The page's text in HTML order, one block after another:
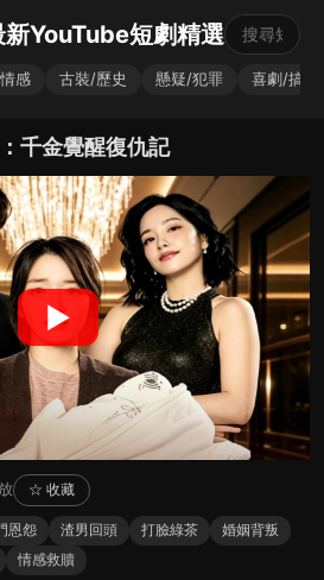
YouTube短劇精選
感 古裝/歷史 懸疑/犯罪 喜劇/搞笑
千金覺醒復仇記
▶
☆ 收藏
恩怨 渣男回頭 打臉綠茶
婚姻背叛
情感救贖